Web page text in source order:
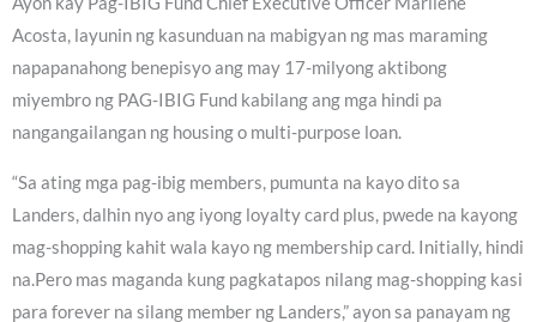
Acosta, layunin ng kasunduan na mabigyan ng mas maraming
napapanahong benepisyo ang may 17-milyong aktibong
miyembro ng PAG-IBIG Fund kabilang ang mga hindi pa
nangangailangan ng housing o multi-purpose loan.
“Sa ating mga pag-ibig members, pumunta na kayo dito sa
Landers, dalhin nyo ang iyong loyalty card plus, pwede na kayong
mag-shopping kahit wala kayo ng membership card. Initially, hindi
na.Pero mas maganda kung pagkatapos nilang mag-shopping kasi
para forever na silang member ng Landers,” ayon sa panayam ng